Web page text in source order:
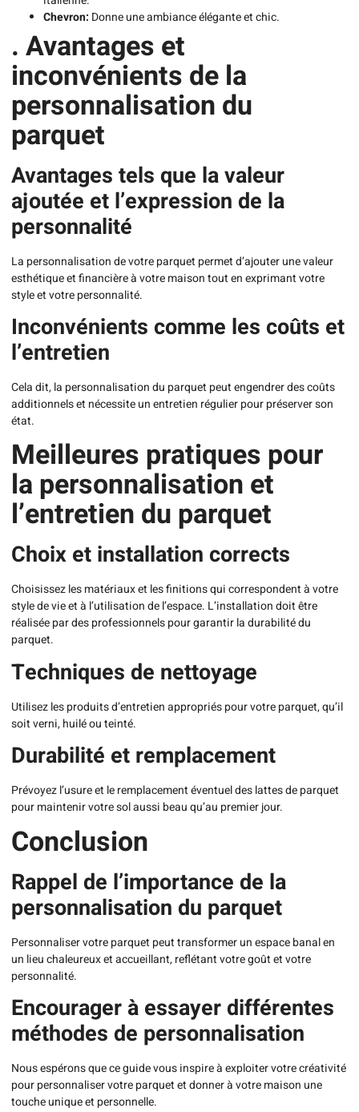
Chevron: Donne une ambiance élégante et chic.
. Avantages et
inconvénients de la
personnalisation du
parquet
Avantages tels que la valeur
ajoutée et l’expression de la
personnalité
La personnalisation de votre parquet permet d’ajouter une valeur
esthétique et financière à votre maison tout en exprimant votre
style et votre personnalité.
Inconvénients comme les coûts et
l’entretien
Cela dit, la personnalisation du parquet peut engendrer des coûts
additionnels et nécessite un entretien régulier pour préserver son
état.
Meilleures pratiques pour
la personnalisation et
l’entretien du parquet
Choix et installation corrects
Choisissez les matériaux et les finitions qui correspondent à votre
style de vie et à l’utilisation de l’espace. L’installation doit être
réalisée par des professionnels pour garantir la durabilité du
parquet.
Techniques de nettoyage
Utilisez les produits d’entretien appropriés pour votre parquet, qu’il
soit verni, huilé ou teinté.
Durabilité et remplacement
Prévoyez l’usure et le remplacement éventuel des lattes de parquet
pour maintenir votre sol aussi beau qu’au premier jour.
Conclusion
Rappel de l’importance de la
personnalisation du parquet
Personnaliser votre parquet peut transformer un espace banal en
un lieu chaleureux et accueillant, reflétant votre goût et votre
personnalité.
Encourager à essayer différentes
méthodes de personnalisation
Nous espérons que ce guide vous inspire à exploiter votre créativité
pour personnaliser votre parquet et donner à votre maison une
touche unique et personnelle.